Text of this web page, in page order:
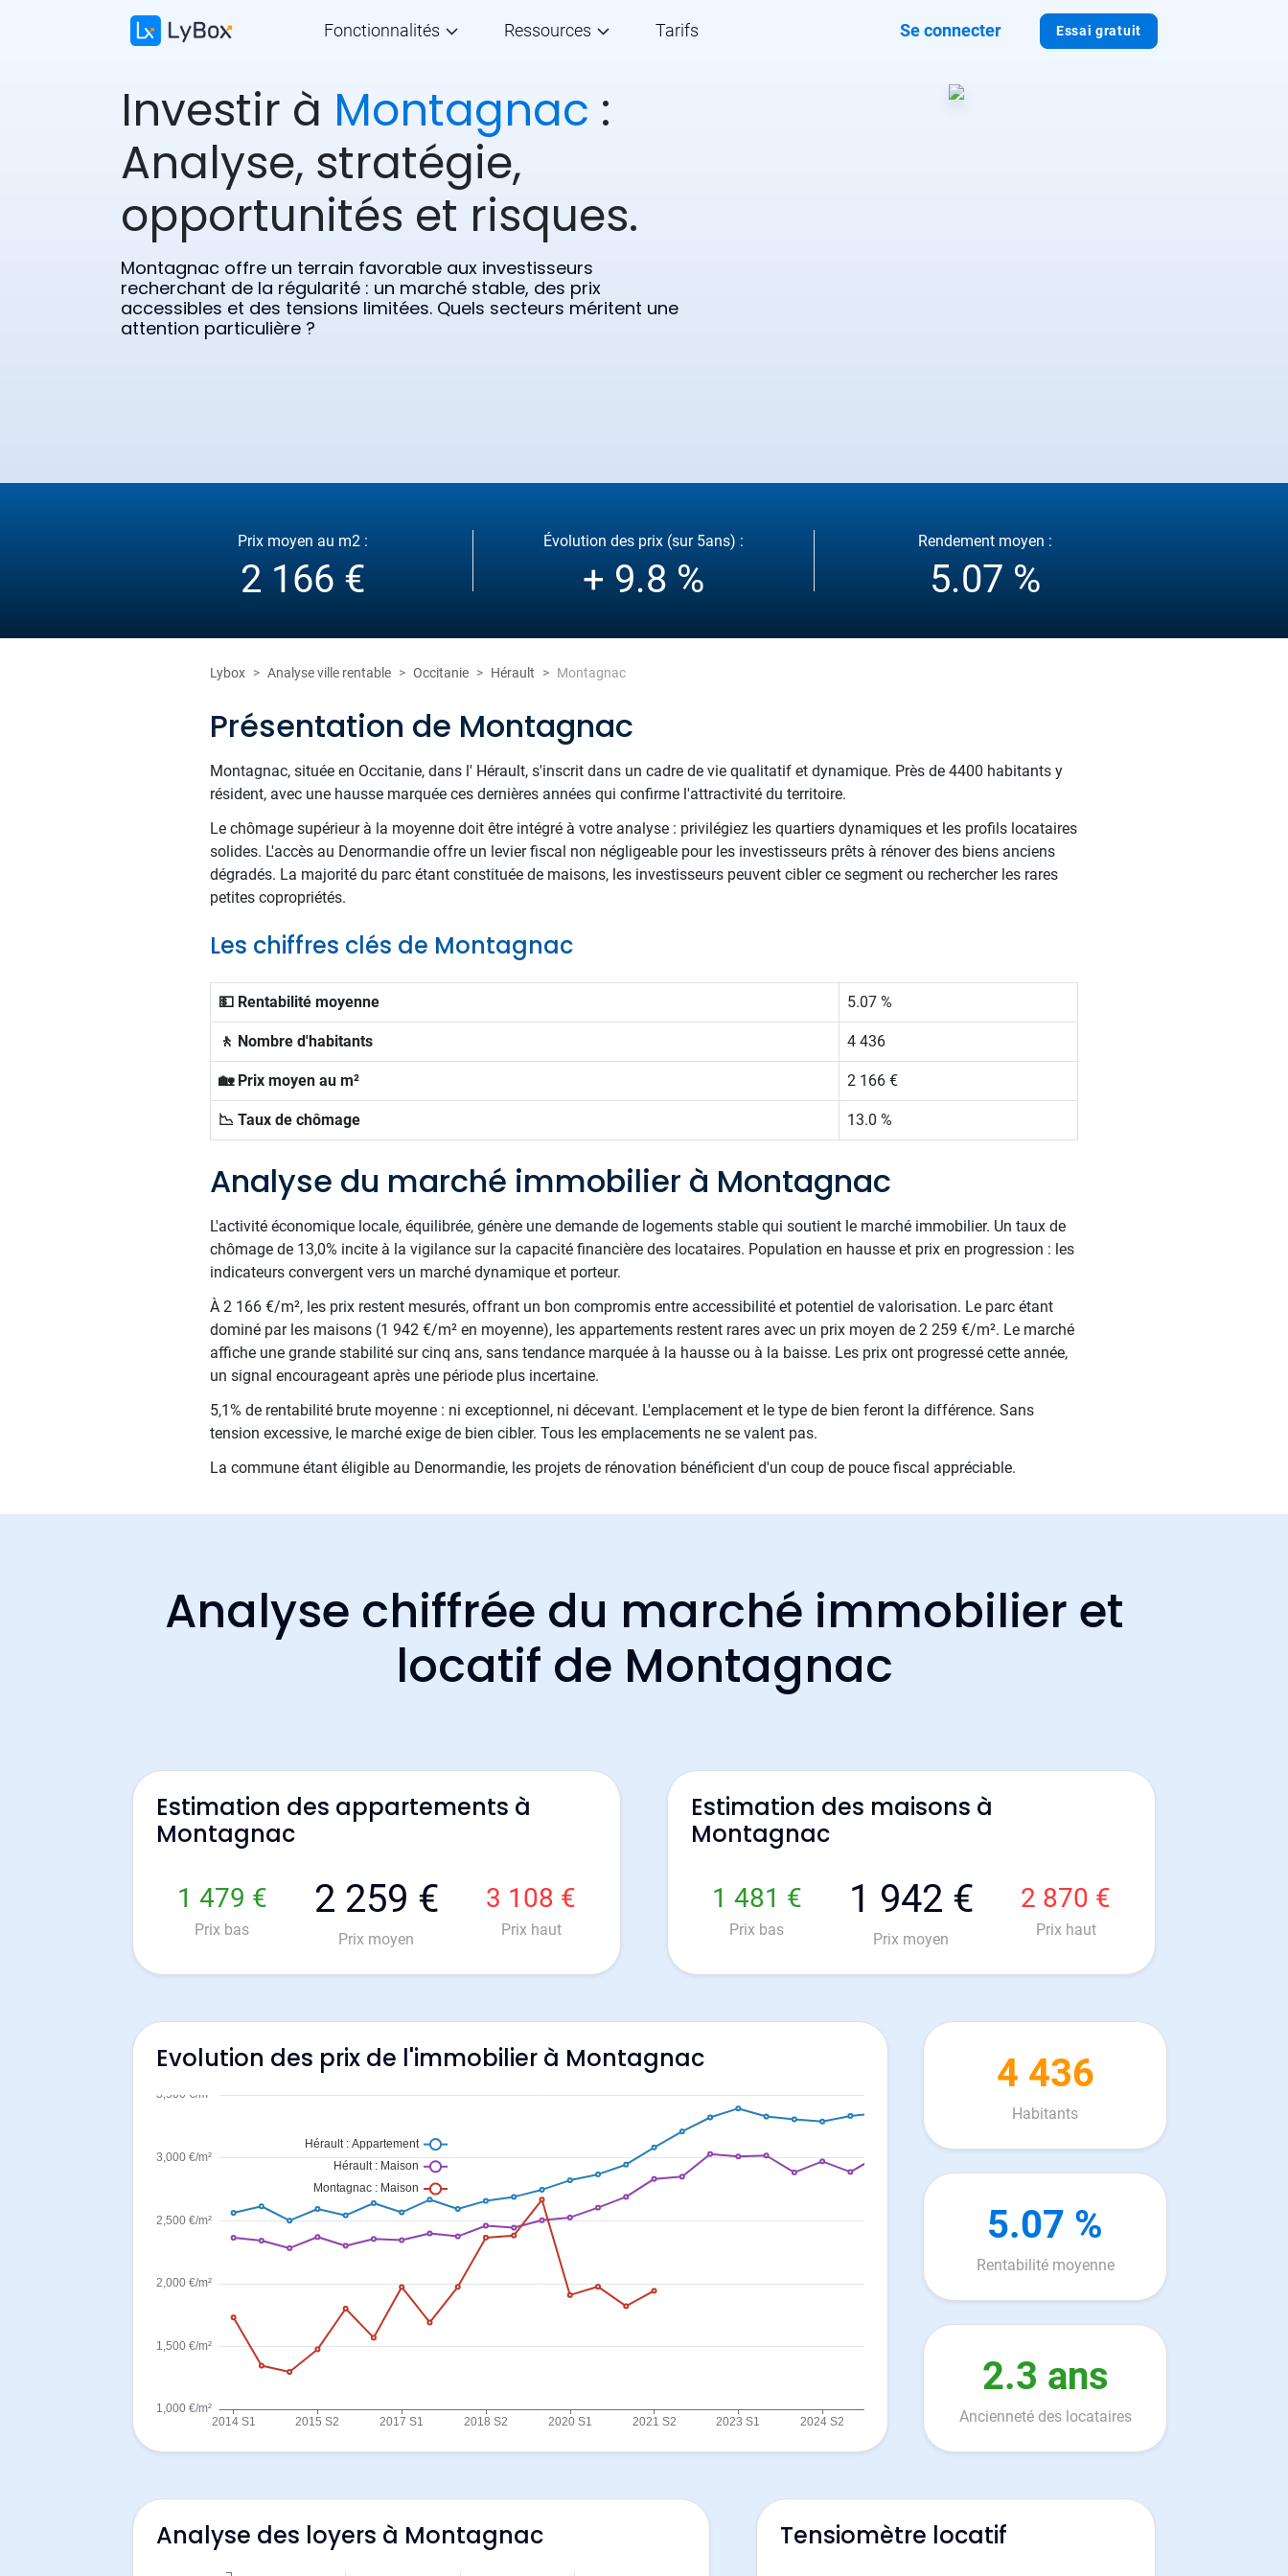
Essai gratuit
Fonctionnalités Ressources Tarifs Se connecter
Investir à Montagnac :
Analyse, stratégie,
opportunités et risques.
Montagnac offre un terrain favorable aux investisseurs
recherchant de la régularité : un marché stable, des prix
accessibles et des tensions limitées. Quels secteurs méritent une
attention particulière ?
Prix moyen au m2 :
2 166 €
Évolution des prix (sur 5ans) :
+ 9.8 %
Rendement moyen :
5.07 %
Lybox Analyse ville rentable Occitanie Hérault Montagnac
Présentation de Montagnac
Montagnac, située en Occitanie, dans l' Hérault, s'inscrit dans un cadre de vie qualitatif et dynamique. Près de 4400 habitants y
résident, avec une hausse marquée ces dernières années qui confirme l'attractivité du territoire.
Le chômage supérieur à la moyenne doit être intégré à votre analyse : privilégiez les quartiers dynamiques et les profils locataires
solides. L'accès au Denormandie offre un levier fiscal non négligeable pour les investisseurs prêts à rénover des biens anciens
dégradés. La majorité du parc étant constituée de maisons, les investisseurs peuvent cibler ce segment ou rechercher les rares
petites copropriétés.
Les chiffres clés de Montagnac
💵 Rentabilité moyenne 5.07 %
🚶 Nombre d'habitants 4 436
🏡 Prix moyen au m² 2 166 €
📉 Taux de chômage 13.0 %
Analyse du marché immobilier à Montagnac
L'activité économique locale, équilibrée, génère une demande de logements stable qui soutient le marché immobilier. Un taux de
chômage de 13,0% incite à la vigilance sur la capacité financière des locataires. Population en hausse et prix en progression : les
indicateurs convergent vers un marché dynamique et porteur.
À 2 166 €/m², les prix restent mesurés, offrant un bon compromis entre accessibilité et potentiel de valorisation. Le parc étant
dominé par les maisons (1 942 €/m² en moyenne), les appartements restent rares avec un prix moyen de 2 259 €/m². Le marché
affiche une grande stabilité sur cinq ans, sans tendance marquée à la hausse ou à la baisse. Les prix ont progressé cette année,
un signal encourageant après une période plus incertaine.
5,1% de rentabilité brute moyenne : ni exceptionnel, ni décevant. L'emplacement et le type de bien feront la différence. Sans
tension excessive, le marché exige de bien cibler. Tous les emplacements ne se valent pas.
La commune étant éligible au Denormandie, les projets de rénovation bénéficient d'un coup de pouce fiscal appréciable.
Analyse chiffrée du marché immobilier et
locatif de Montagnac
Estimation des appartements à
Montagnac
1 479 €
Prix bas
2 259 €
Prix moyen
3 108 €
Prix haut
Estimation des maisons à
Montagnac
1 481 €
Prix bas
1 942 €
Prix moyen
2 870 €
Prix haut
Evolution des prix de l'immobilier à Montagnac 4 436
Habitants
5.07 %
Rentabilité moyenne
2.3 ans
Ancienneté des locataires
Analyse des loyers à Montagnac Tensiomètre locatif